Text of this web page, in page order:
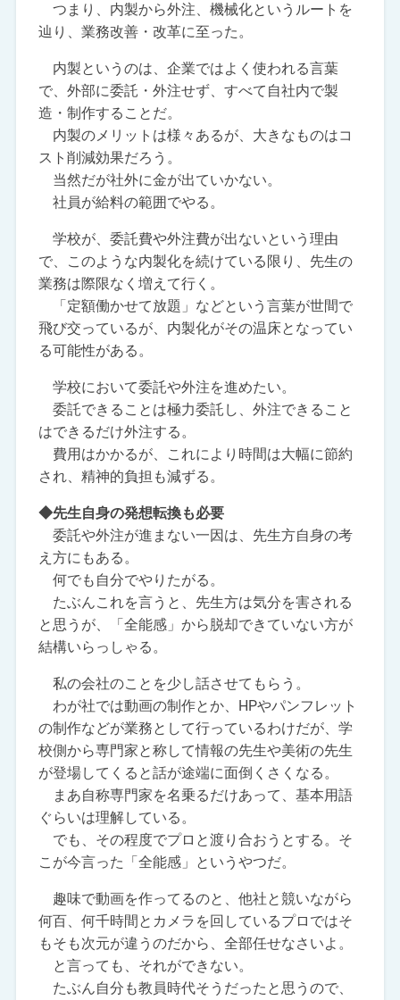
つまり、内製から外注、機械化というルートを
辿り、業務改善・改革に至った。
内製というのは、企業ではよく使われる言葉
で、外部に委託・外注せず、すべて自社内で製
造・制作することだ。
内製のメリットは様々あるが、大きなものはコ
スト削減効果だろう。
当然だが社外に金が出ていかない。
社員が給料の範囲でやる。
学校が、委託費や外注費が出ないという理由
で、このような内製化を続けている限り、先生の
業務は際限なく増えて行く。
「定額働かせて放題」などという言葉が世間で
飛び交っているが、内製化がその温床となってい
る可能性がある。
学校において委託や外注を進めたい。
委託できることは極力委託し、外注できること
はできるだけ外注する。
費用はかかるが、これにより時間は大幅に節約
され、精神的負担も減ずる。
◆先生自身の発想転換も必要
委託や外注が進まない一因は、先生方自身の考
え方にもある。
何でも自分でやりたがる。
たぶんこれを言うと、先生方は気分を害される
と思うが、「全能感」から脱却できていない方が
結構いらっしゃる。
私の会社のことを少し話させてもらう。
わが社では動画の制作とか、HPやパンフレット
の制作などが業務として行っているわけだが、学
校側から専門家と称して情報の先生や美術の先生
が登場してくると話が途端に面倒くさくなる。
まあ自称専門家を名乗るだけあって、基本用語
ぐらいは理解している。
でも、その程度でプロと渡り合おうとする。そ
こが今言った「全能感」というやつだ。
趣味で動画を作ってるのと、他社と競いながら
何百、何千時間とカメラを回しているプロではそ
もそも次元が違うのだから、全部任せなさいよ。
と言っても、それができない。
たぶん自分も教員時代そうだったと思うので、